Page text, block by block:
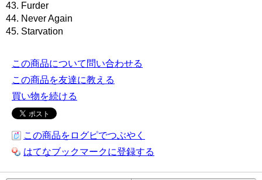
43. Furder
44. Never Again
45. Starvation
この商品について問い合わせる
この商品を友達に教える
買い物を続ける
この商品をログピでつぶやく
はてなブックマークに登録する